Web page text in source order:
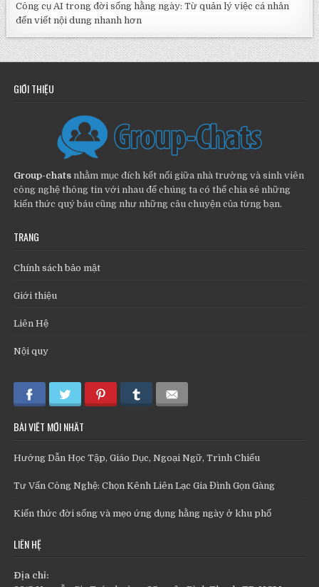
Công cụ AI trong đời sống hằng ngày: Từ quản lý việc cá nhân
đến viết nội dung nhanh hơn
GIỚI THIỆU
Group-chats nhằm mục đích kết nối giữa nhà trường và sinh viên
công nghệ thông tin với nhau để chúng ta có thể chia sẻ những
kiến thức quý báu cũng như những câu chuyện của từng bạn.
TRANG
Chính sách bảo mật
Giới thiệu
Liên Hệ
Nội quy
BÀI VIẾT MỚI NHẤT
Hướng Dẫn Học Tập, Giáo Dục, Ngoại Ngữ, Trình Chiếu
Tư Vấn Công Nghệ: Chọn Kênh Liên Lạc Gia Đình Gọn Gàng
Kiến thức đời sống và mẹo ứng dụng hằng ngày ở khu phố
LIÊN HỆ
Địa chỉ: